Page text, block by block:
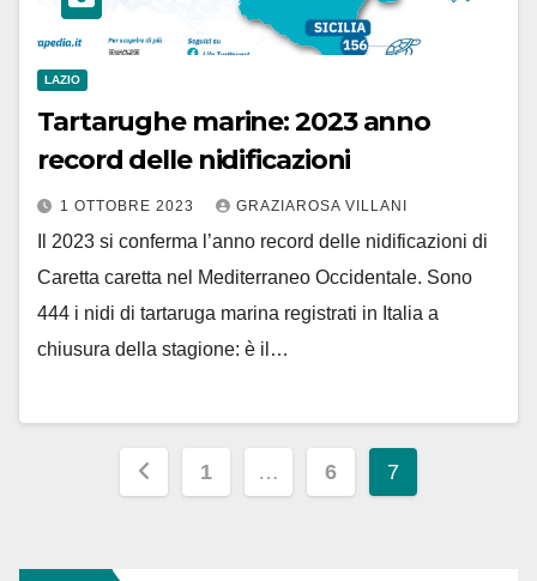
LAZIO
Tartarughe marine: 2023 anno
record delle nidificazioni
1 OTTOBRE 2023 GRAZIAROSA VILLANI
Il 2023 si conferma l’anno record delle nidificazioni di
Caretta caretta nel Mediterraneo Occidentale. Sono
444 i nidi di tartaruga marina registrati in Italia a
chiusura della stagione: è il…
Paginazione
articoli
1 … 6 7